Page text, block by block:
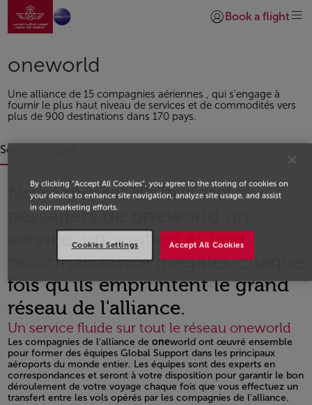
Saut au contenu principal
Aller à la page accueil
Se connecter |
Book a flight
oneworld
Une alliance de 15 compagnies aériennes , qui s'engage à
fournir le plus haut niveau de services et de commodités vers
plus de 900 destinations dans 170 pays.
Service intégré
Notre but est d'offrir aux
passagers de
service, un soutien et une
reconnaissance inégalés chaque
fois qu'ils empruntent le grand
réseau de l'alliance.
Un service fluide sur tout le réseau oneworld
Les compagnies de l'alliance de oneworld ont œuvré ensemble
pour former des équipes Global Support dans les principaux
aéroports du monde entier. Les équipes sont des experts en
correspondances et seront à votre disposition pour garantir le bon
déroulement de votre voyage chaque fois que vous effectuez un
transfert entre les vols opérés par les compagnies de l'alliance.
By clicking “Accept All Cookies”, you agree to the storing of cookies on
your device to enhance site navigation, analyze site usage, and assist
in our marketing efforts.
Accept All Cookies
Cookies Settings